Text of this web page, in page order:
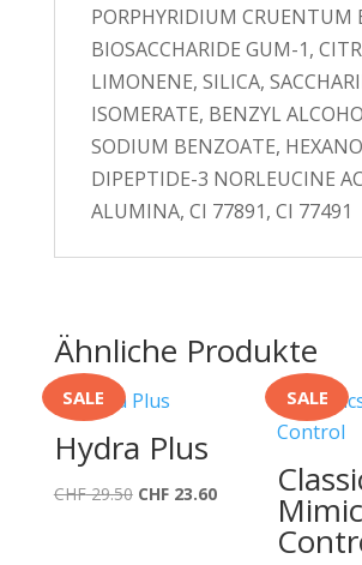
PORPHYRIDIUM CRUENTUM
BIOSACCHARIDE GUM-1,
LIMONENE, SILICA,
ISOMERATE, BENZYL
SODIUM BENZOATE,
DIPEPTIDE-3 NORLEUCINE
ALUMINA, CI 77891, CI 77491
Ähnliche Produkte
SALE
Hydra Plus
CHF29.50 Ursprünglicher
CHF23.60Aktueller
SALE